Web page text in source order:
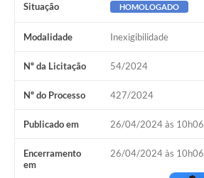
Agenda
Acesso Rápido
Editais
Carta de Serviços
Arquivos para Download
Situação HOMOLOGADO
Modalidade Inexigibilidade
Nº da Licitação 54/2024
Nº do Processo 427/2024
Publicado em 26/04/2024 às 10h06
Encerramento
em
26/04/2024 às 10h06